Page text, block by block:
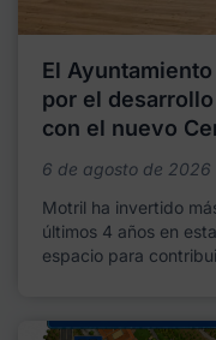
El
por el
con el nuevo
6 de agosto de 2026
Motril ha invertido
últimos 4 años en
espacio para